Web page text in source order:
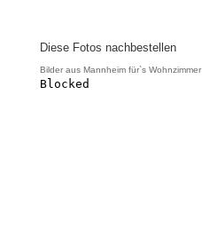
Diese Fotos nachbestellen
Bilder aus Mannheim für`s Wohnzimmer